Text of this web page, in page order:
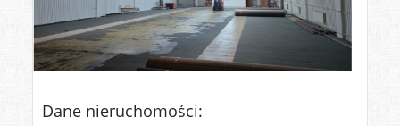
Dane nieruchomości: